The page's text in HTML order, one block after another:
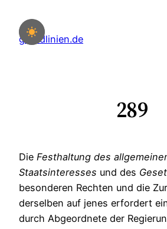
Inhalt
springen
grundlinien.de
289
Die Festhaltung des
Staatsinteresses und des
besonderen Rechten und die
derselben auf jenes erfordert
durch Abgeordnete der